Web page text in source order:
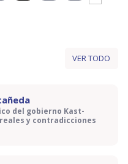
VER TODO
del gobierno Kast-
y contradicciones